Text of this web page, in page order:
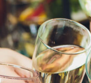
rätter
Skaldjur